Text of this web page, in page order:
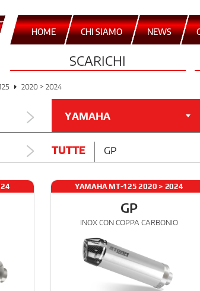
HOME CHI SIAMO NEWS
SCARICHI
2020 > 2024
YAMAHA
TUTTE GP
YAMAHA MT-125 2020 > 2024
GP
INOX CON COPPA CARBONIO